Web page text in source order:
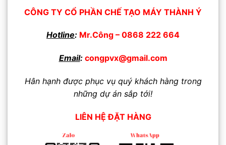
CÔNG TY CỔ PHẦN CHẾ TẠO MÁY THÀNH Ý
Hotline: Mr.Công – 0868 222 664
Email: congpvx@gmail.com
Hân hạnh được phục vụ quý khách hàng trong
những dự án sắp tới!
LIÊN HỆ ĐẶT HÀNG